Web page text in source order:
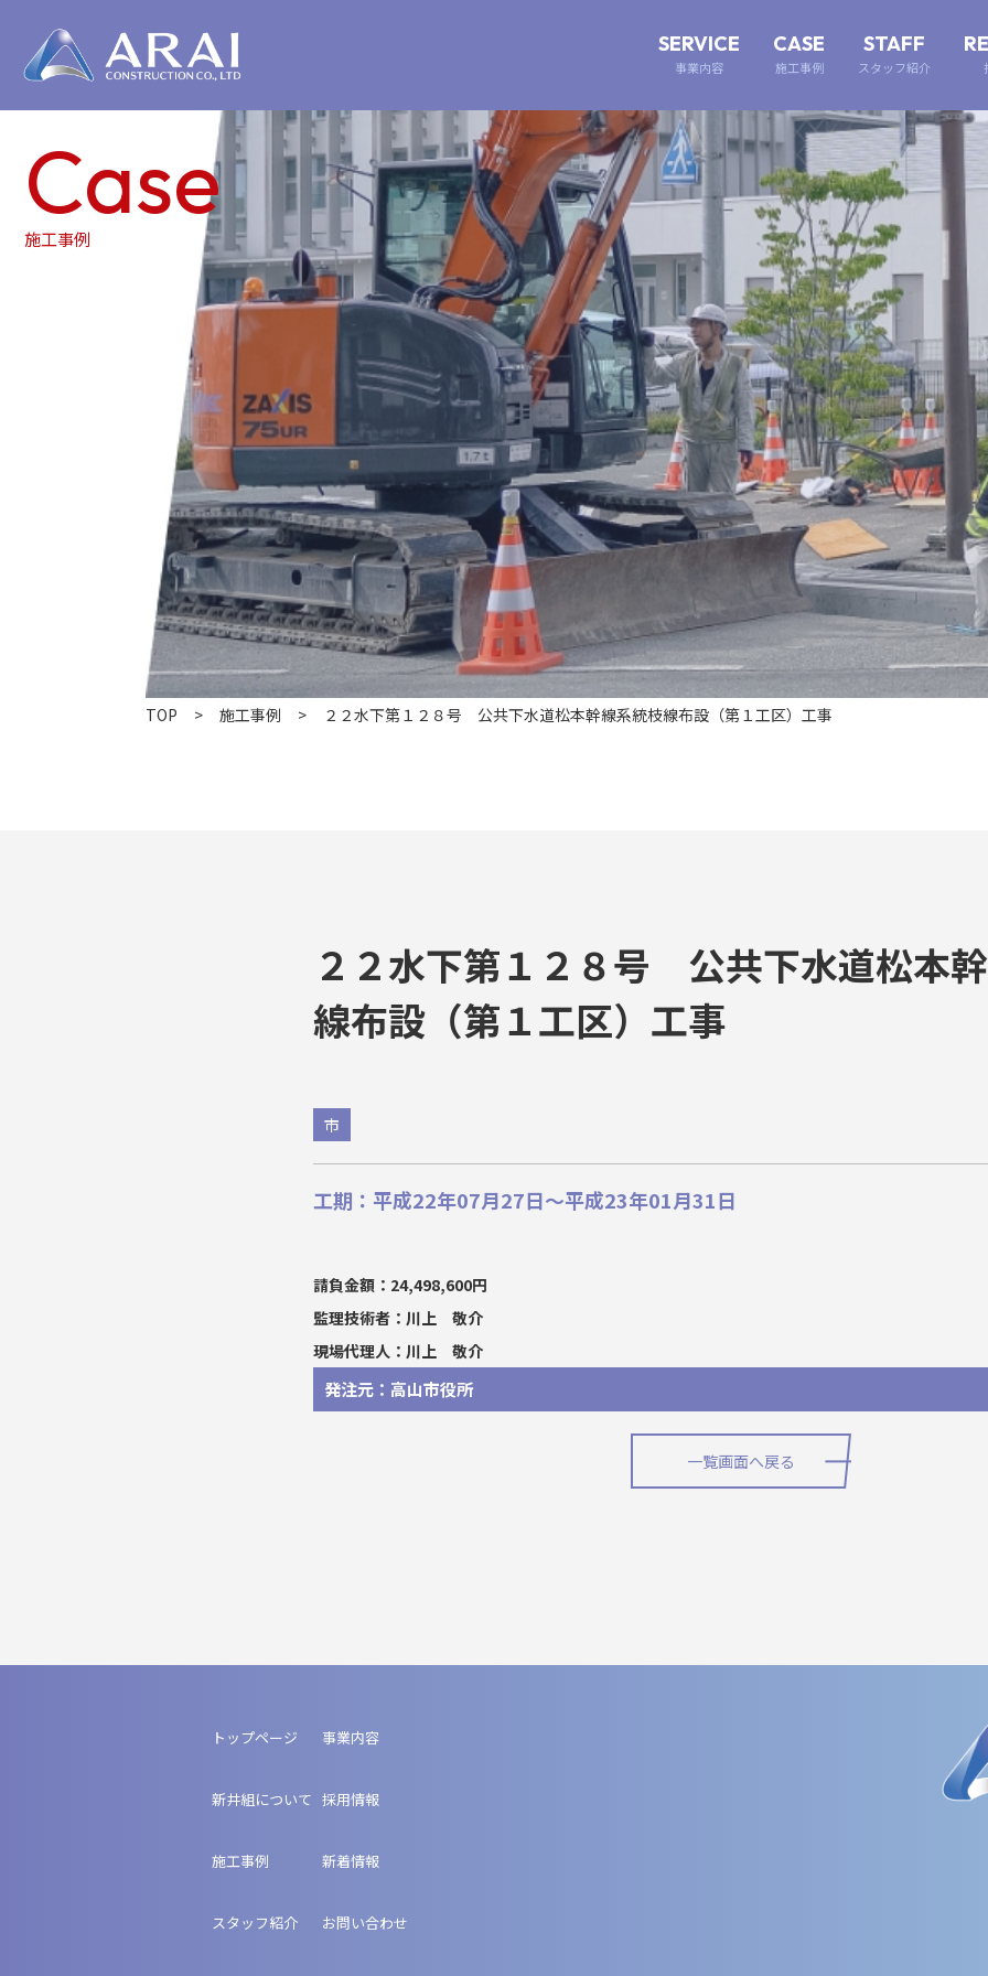
SERVICE
事業内容
CASE
施工事例
STAFF
スタッフ紹介
Case
施工事例
TOP 施工事例 ２２水下第１２８号 公共下水道松本幹線系統枝線布設（第１工区）工事
２２水下第１２８号 公共下水道松本
線布設（第１工区）工事
市
工期：平成22年07月27日〜平成23年01月31日
請負金額：24,498,600円
監理技術者：川上 敬介
現場代理人：川上 敬介
発注元：高山市役所
一覧画面へ戻る
トップページ 事業内容
新井組について 採用情報
施工事例 新着情報
スタッフ紹介 お問い合わせ